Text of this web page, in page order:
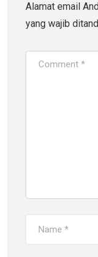
Alamat email
yang wajib